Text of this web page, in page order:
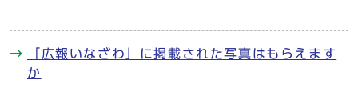
「広報いなざわ」に掲載された写真はもらえます
か